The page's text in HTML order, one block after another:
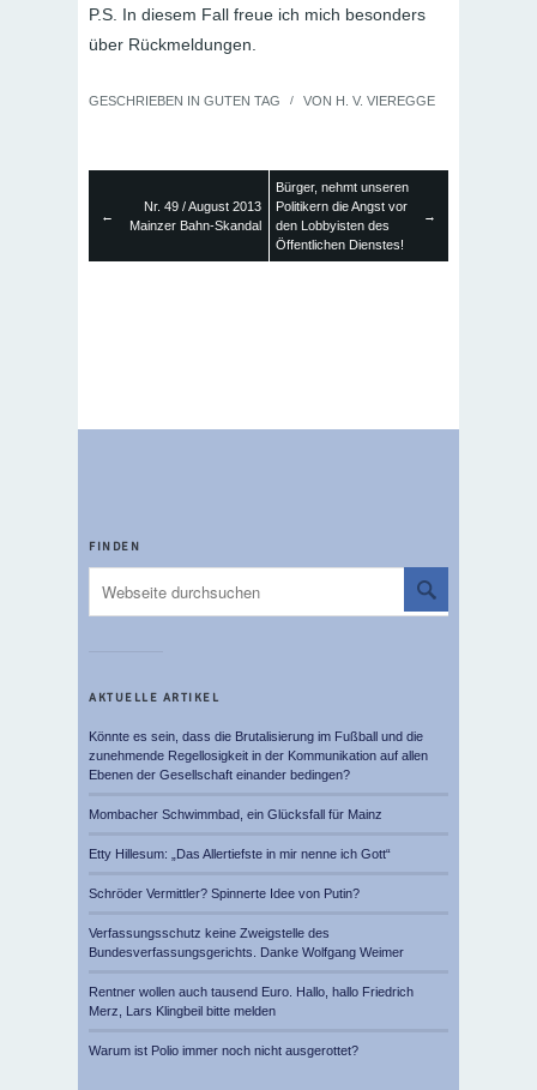
P.S. In diesem Fall freue ich mich besonders
über Rückmeldungen.
GESCHRIEBEN IN GUTEN TAG / VON H. V. VIEREGGE
←
Nr. 49 / August 2013
Mainzer Bahn-Skandal
Bürger, nehmt unseren
Politikern die Angst vor
den Lobbyisten des
Öffentlichen Dienstes!
→
FINDEN
AKTUELLE ARTIKEL
Könnte es sein, dass die Brutalisierung im Fußball und die
zunehmende Regellosigkeit in der Kommunikation auf allen
Ebenen der Gesellschaft einander bedingen?
Mombacher Schwimmbad, ein Glücksfall für Mainz
Etty Hillesum: „Das Allertiefste in mir nenne ich Gott“
Schröder Vermittler? Spinnerte Idee von Putin?
Verfassungsschutz keine Zweigstelle des
Bundesverfassungsgerichts. Danke Wolfgang Weimer
Rentner wollen auch tausend Euro. Hallo, hallo Friedrich
Merz, Lars Klingbeil bitte melden
Warum ist Polio immer noch nicht ausgerottet?